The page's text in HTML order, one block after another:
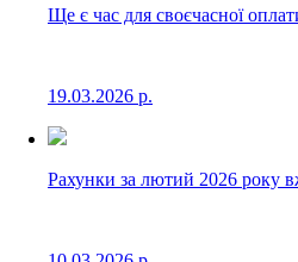
Ще є час для своєчасної
19.03.2026 р.
Рахунки за лютий 2026 року